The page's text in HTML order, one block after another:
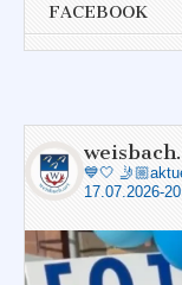
FACEBOOK
💙🤍
17.07.2026-